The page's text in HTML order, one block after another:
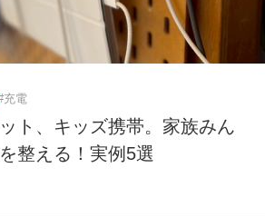
充電
ト、キッズ携帯。家族みん
整える！実例5選